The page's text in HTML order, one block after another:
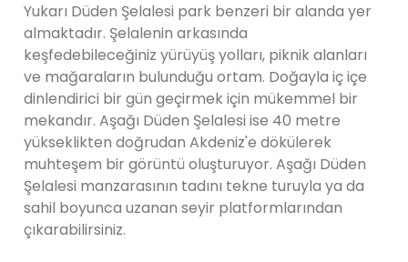
Yukarı Düden Şelalesi park benzeri bir alanda yer
almaktadır. Şelalenin arkasında
keşfedebileceğiniz yürüyüş yolları, piknik alanları
ve mağaraların bulunduğu ortam. Doğayla iç içe
dinlendirici bir gün geçirmek için mükemmel bir
mekandır. Aşağı Düden Şelalesi ise 40 metre
yükseklikten doğrudan Akdeniz'e dökülerek
muhteşem bir görüntü oluşturuyor. Aşağı Düden
Şelalesi manzarasının tadını tekne turuyla ya da
sahil boyunca uzanan seyir platformlarından
çıkarabilirsiniz.